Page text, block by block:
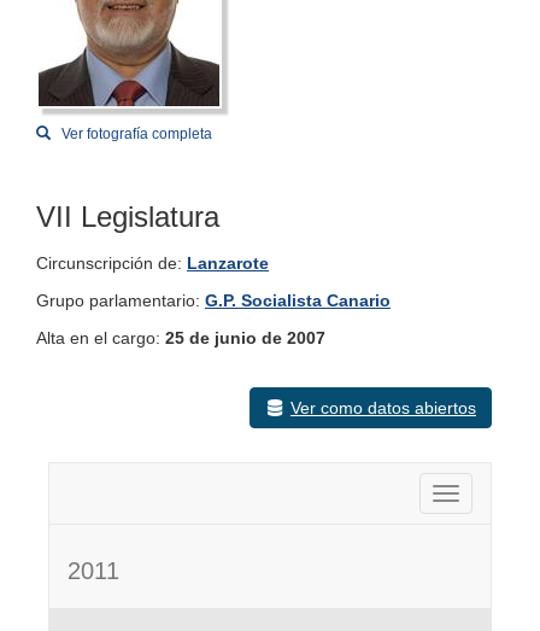
Ver fotografía completa
VII Legislatura
Circunscripción de: Lanzarote
Grupo parlamentario: G.P. Socialista Canario
Alta en el cargo: 25 de junio de 2007
Ver como datos abiertos
Activar
2011